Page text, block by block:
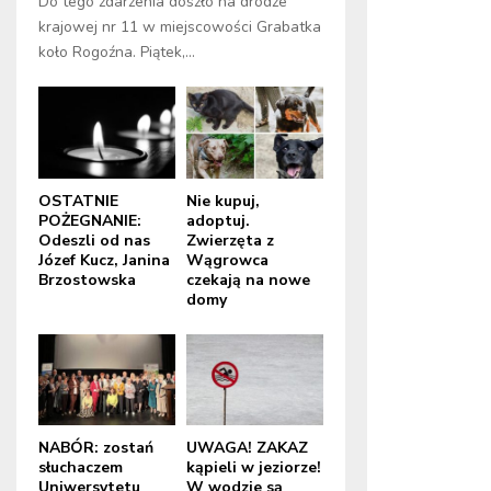
krajowej nr 11 w miejscowości Grabatka
koło Rogoźna. Piątek,...
OSTATNIE
POŻEGNANIE:
Odeszli od nas
Józef Kucz, Janina
Brzostowska
Nie kupuj,
adoptuj.
Zwierzęta z
Wągrowca
czekają na nowe
domy
NABÓR: zostań
słuchaczem
UWAGA! ZAKAZ
kąpieli w jeziorze!